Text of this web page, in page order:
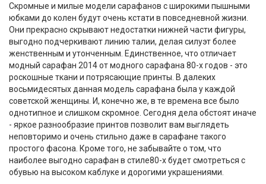
Скромные и милые модели сарафанов с широкими пышными
юбками до колен будут очень кстати в повседневной жизни.
Они прекрасно скрывают недостатки нижней части фигуры,
выгодно подчеркивают линию талии, делая силуэт более
женственным и утонченным. Единственное, что отличает
модный сарафан 2014 от модного сарафана 80-х годов - это
роскошные ткани и потрясающие принты. В далеких
восьмидесятых данная модель сарафана была у каждой
советской женщины. И, конечно же, в те времена все было
однотипное и слишком скромное. Сегодня дела обстоят иначе
- яркое разнообразие принтов позволит вам выглядеть
неповторимо и очень стильно даже в сарафане такого
простого фасона. Кроме того, не забывайте о том, что
наиболее выгодно сарафан в стиле80-х будет смотреться с
обувью на высоком каблуке и дорогими украшениями.